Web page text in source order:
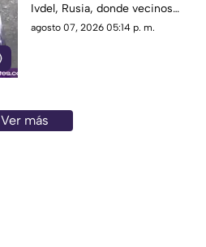
Ivdel, Rusia, donde vecinos
reportan un aumento en los
agosto 07, 2026 05:14 p. m.
Ver más